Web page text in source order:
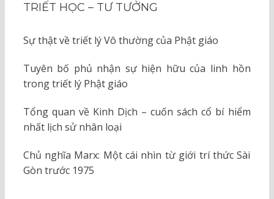
TRIẾT HỌC – TƯ TƯỞNG
Sự thật về triết lý Vô thường của Phật giáo
Tuyên bố phủ nhận sự hiện hữu của linh hồn
trong triết lý Phật giáo
Tổng quan về Kinh Dịch – cuốn sách cổ bí hiểm
nhất lịch sử nhân loại
Chủ nghĩa Marx: Một cái nhìn từ giới trí thức Sài
Gòn trước 1975